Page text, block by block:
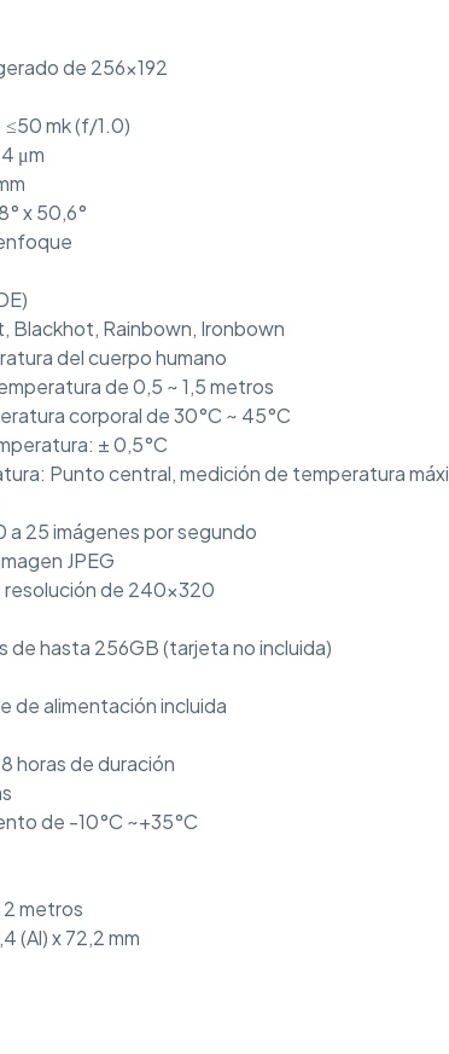
de 256×192
≤50 mk (f/1.0)
μm
x 50,6°
Blackhot, Rainbown, Ironbown
del cuerpo humano
de 0,5 ~ 1,5 metros
corporal de 30°C ~ 45°C
± 0,5°C
Punto central, medición de temperatura
25 imágenes por segundo
JPEG
resolución de 240×320
de hasta 256GB (tarjeta no incluida)
de alimentación incluida
horas de duración
de -10°C ~+35°C
metros
(Al) x 72,2 mm